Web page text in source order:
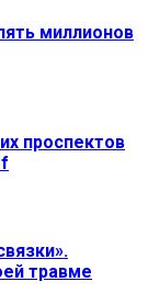
миллионов
проспектов
травме